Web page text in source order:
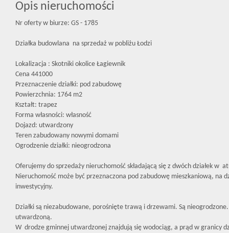
Opis nieruchomości
Nr oferty w biurze: GS - 1785
Działka budowlana na sprzedaż w pobliżu Łodzi
Lokalizacja : Skotniki okolice Łagiewnik
Cena 441000
Przeznaczenie działki: pod zabudowę
Powierzchnia: 1764 m2
Kształt: trapez
Forma własności: własność
Dojazd: utwardzony
Teren zabudowany nowymi domami
Ogrodzenie działki: nieogrodzona
Oferujemy do sprzedaży nieruchomość składającą się z dwóch działek w
Nieruchomość może być przeznaczona pod zabudowę mieszkaniową, na
inwestycyjny.
Działki są niezabudowane, porośnięte trawą i drzewami. Są
utwardzoną.
W drodze gminnej utwardzonej znajdują się wodociąg, a prąd w granicy